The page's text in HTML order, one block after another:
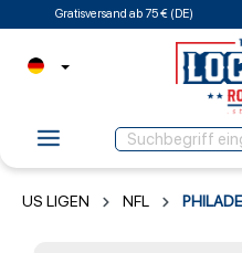
Gratisversand ab 75 € (DE)
US LIGEN NFL